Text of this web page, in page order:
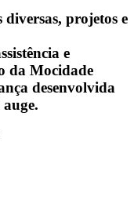
projetos e
e
da Mocidade
desenvolvida